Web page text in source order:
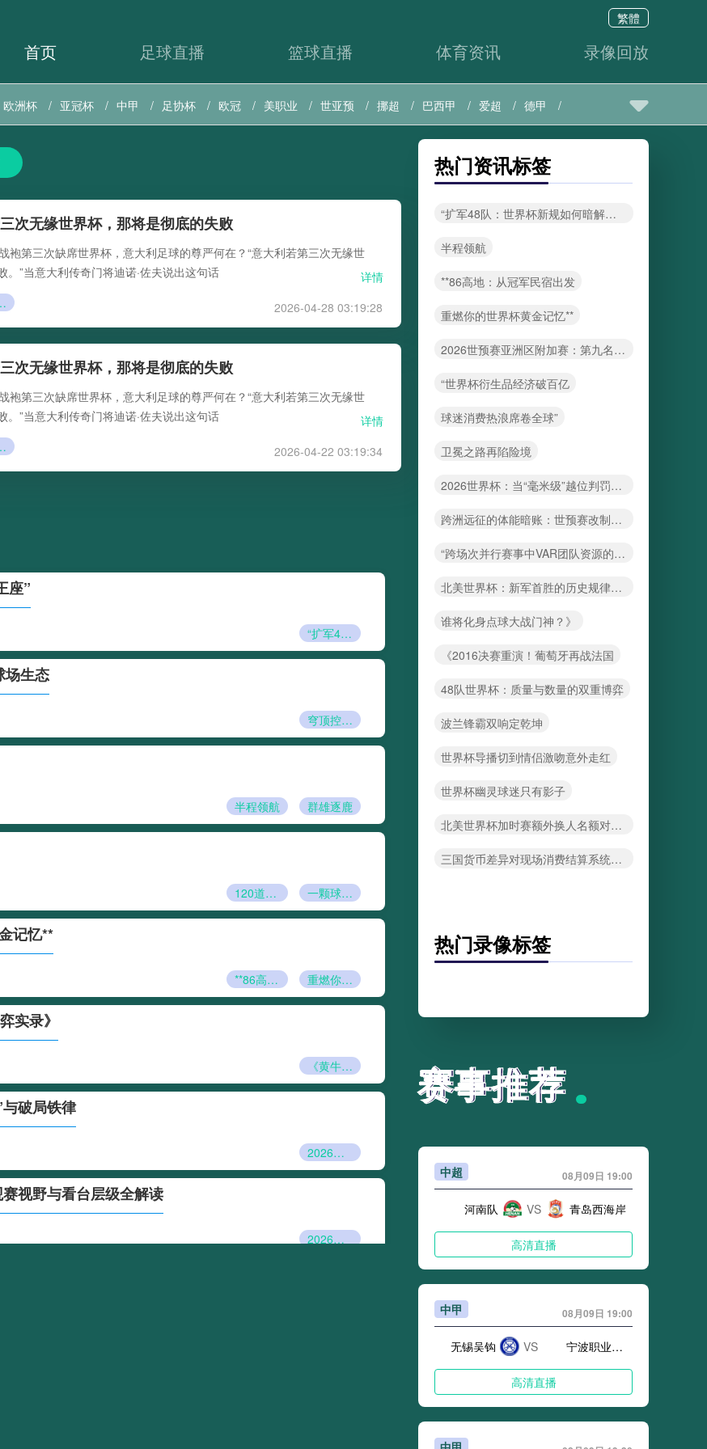
繁體
首页 足球直播 篮球直播 体育资讯 录像回放
欧洲杯 亚冠杯 中甲 足协杯 欧冠 美职业 世亚预 挪超 巴西甲 爱超 德甲
次无缘世界杯，那将是彻底的失败
袍第三次缺席世界杯，意大利足球的尊严何在？“意大利若第三次无缘世
。”当意大利传奇门将迪诺·佐夫说出这句话
详情
失败 2026-04-28 03:19:28
次无缘世界杯，那将是彻底的失败
袍第三次缺席世界杯，意大利足球的尊严何在？“意大利若第三次无缘世
。”当意大利传奇门将迪诺·佐夫说出这句话
详情
失败 2026-04-22 03:19:34
座”
“扩军48队：世界杯新规如何暗解传统豪门的铁王座”
场生态
穹顶控场：SoFi温控技术如何重塑2026世界杯球场生态
半程领航 群雄逐鹿
120道工序淬炼 一颗球掌控世界杯脉搏
记忆**
**86高地：从冠军民宿出发 重燃你的世界杯黄金记忆**
实录》
《黄牛阻击战首轮复盘：票务反制系统的攻防博弈实录》
破局铁律
2026世预赛亚洲区附加赛：第九名的“绝地密码”与破局铁律
视野与看台层级全解读
2026世界杯决战地深度剖析：大都会人寿球场观赛视野与看台层级全解读
热门资讯标签
“扩军48队：世界杯新规如何暗解传统豪门的铁王座”
半程领航
**86高地：从冠军民宿出发
重燃你的世界杯黄金记忆**
2026世预赛亚洲区附加赛：第九名的“绝地密码”与破局铁律
“世界杯衍生品经济破百亿
球迷消费热浪席卷全球”
卫冕之路再陷险境
2026世界杯：当“毫米级”越位判罚触碰科技与公平的边界
跨洲远征的体能暗账：世预赛改制下球员状态波动的结构性困局
“跨场次并行赛事中VAR团队资源的高效调配策略”
北美世界杯：新军首胜的历史规律与概率探析
谁将化身点球大战门神？》
《2016决赛重演！葡萄牙再战法国
48队世界杯：质量与数量的双重博弈
波兰锋霸双响定乾坤
世界杯导播切到情侣激吻意外走红
世界杯幽灵球迷只有影子
北美世界杯加时赛额外换人名额对点球大战名单的影响
三国货币差异对现场消费结算系统的要求：2026年世界杯前瞻
热门录像标签
赛事推荐
赛事推荐
中超 08月09日 19:00
河南队 VS 青岛西海岸
高清直播
中甲 08月09日 19:00
无锡吴钩 VS 宁波职业足球俱乐部
高清直播